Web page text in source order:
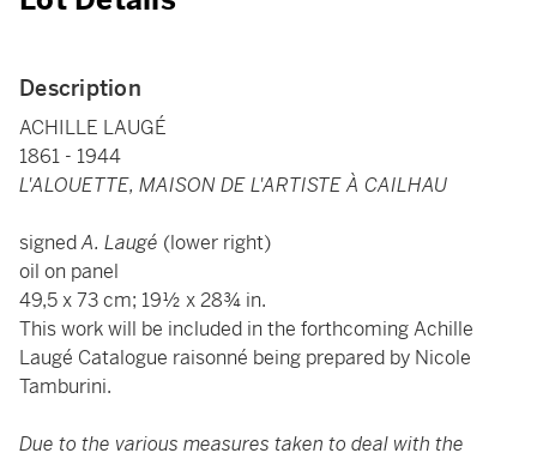
Description
ACHILLE LAUGÉ
1861 - 1944
L'ALOUETTE, MAISON DE L'ARTISTE À CAILHAU
signedA. Laugé (lower right)
oil on panel
49,5 x 73 cm; 19½ x 28¾ in.
This work will be included in the forthcoming Achille
Laugé Catalogue raisonné being prepared by Nicole
Tamburini.
Due to the various measures taken to deal with the